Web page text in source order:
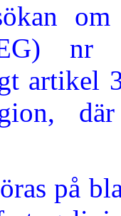
om
nr
artikel
där
på